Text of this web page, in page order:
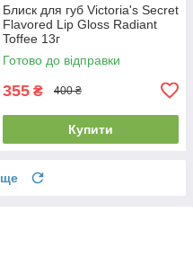
Блиск для губ Victoria's Secret
Flavored Lip Gloss Radiant
Toffee 13г
Готово до відправки
355 ₴ 400 ₴
Купити
ще